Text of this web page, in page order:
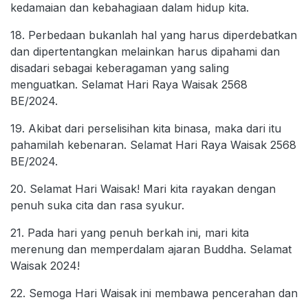
kedamaian dan kebahagiaan dalam hidup kita.
18. Perbedaan bukanlah hal yang harus diperdebatkan
dan dipertentangkan melainkan harus dipahami dan
disadari sebagai keberagaman yang saling
menguatkan. Selamat Hari Raya Waisak 2568
BE/2024.
19. Akibat dari perselisihan kita binasa, maka dari itu
pahamilah kebenaran. Selamat Hari Raya Waisak 2568
BE/2024.
20. Selamat Hari Waisak! Mari kita rayakan dengan
penuh suka cita dan rasa syukur.
21. Pada hari yang penuh berkah ini, mari kita
merenung dan memperdalam ajaran Buddha. Selamat
Waisak 2024!
22. Semoga Hari Waisak ini membawa pencerahan dan